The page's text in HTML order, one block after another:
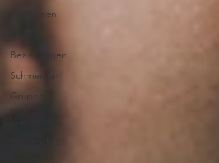
Emotionen
Beziehungen
Schmerzen
Gruppen
und